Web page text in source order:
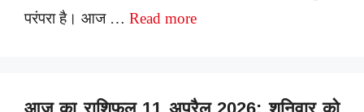
परंपरा है। आज … Read more